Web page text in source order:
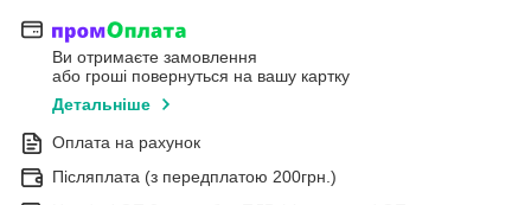
Ви отримаєте замовлення
або гроші повернуться на вашу картку
Детальніше
Оплата на рахунок
Післяплата (з передплатою 200грн.)